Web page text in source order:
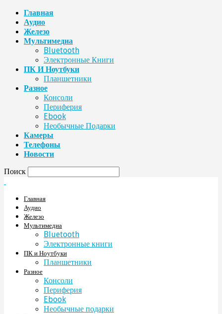
Главная
Аудио
Железо
Мультимедиа
Bluetooth
Электронные Книги
ПК И Ноутбуки
Планшетники
Разное
Консоли
Периферия
Ebook
Необычные Подарки
Камеры
Телефоны
Новости
Поиск
Главная
Аудио
Железо
Мультимедиа
Bluetooth
Электронные книги
ПК и Ноутбуки
Планшетники
Разное
Консоли
Периферия
Ebook
Необычные подарки